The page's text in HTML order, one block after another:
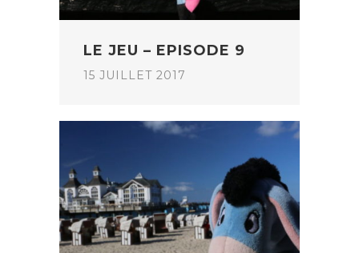
LE JEU – EPISODE 9
15 JUILLET 2017